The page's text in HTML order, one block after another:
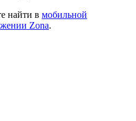
найти в мобильной
Zona.